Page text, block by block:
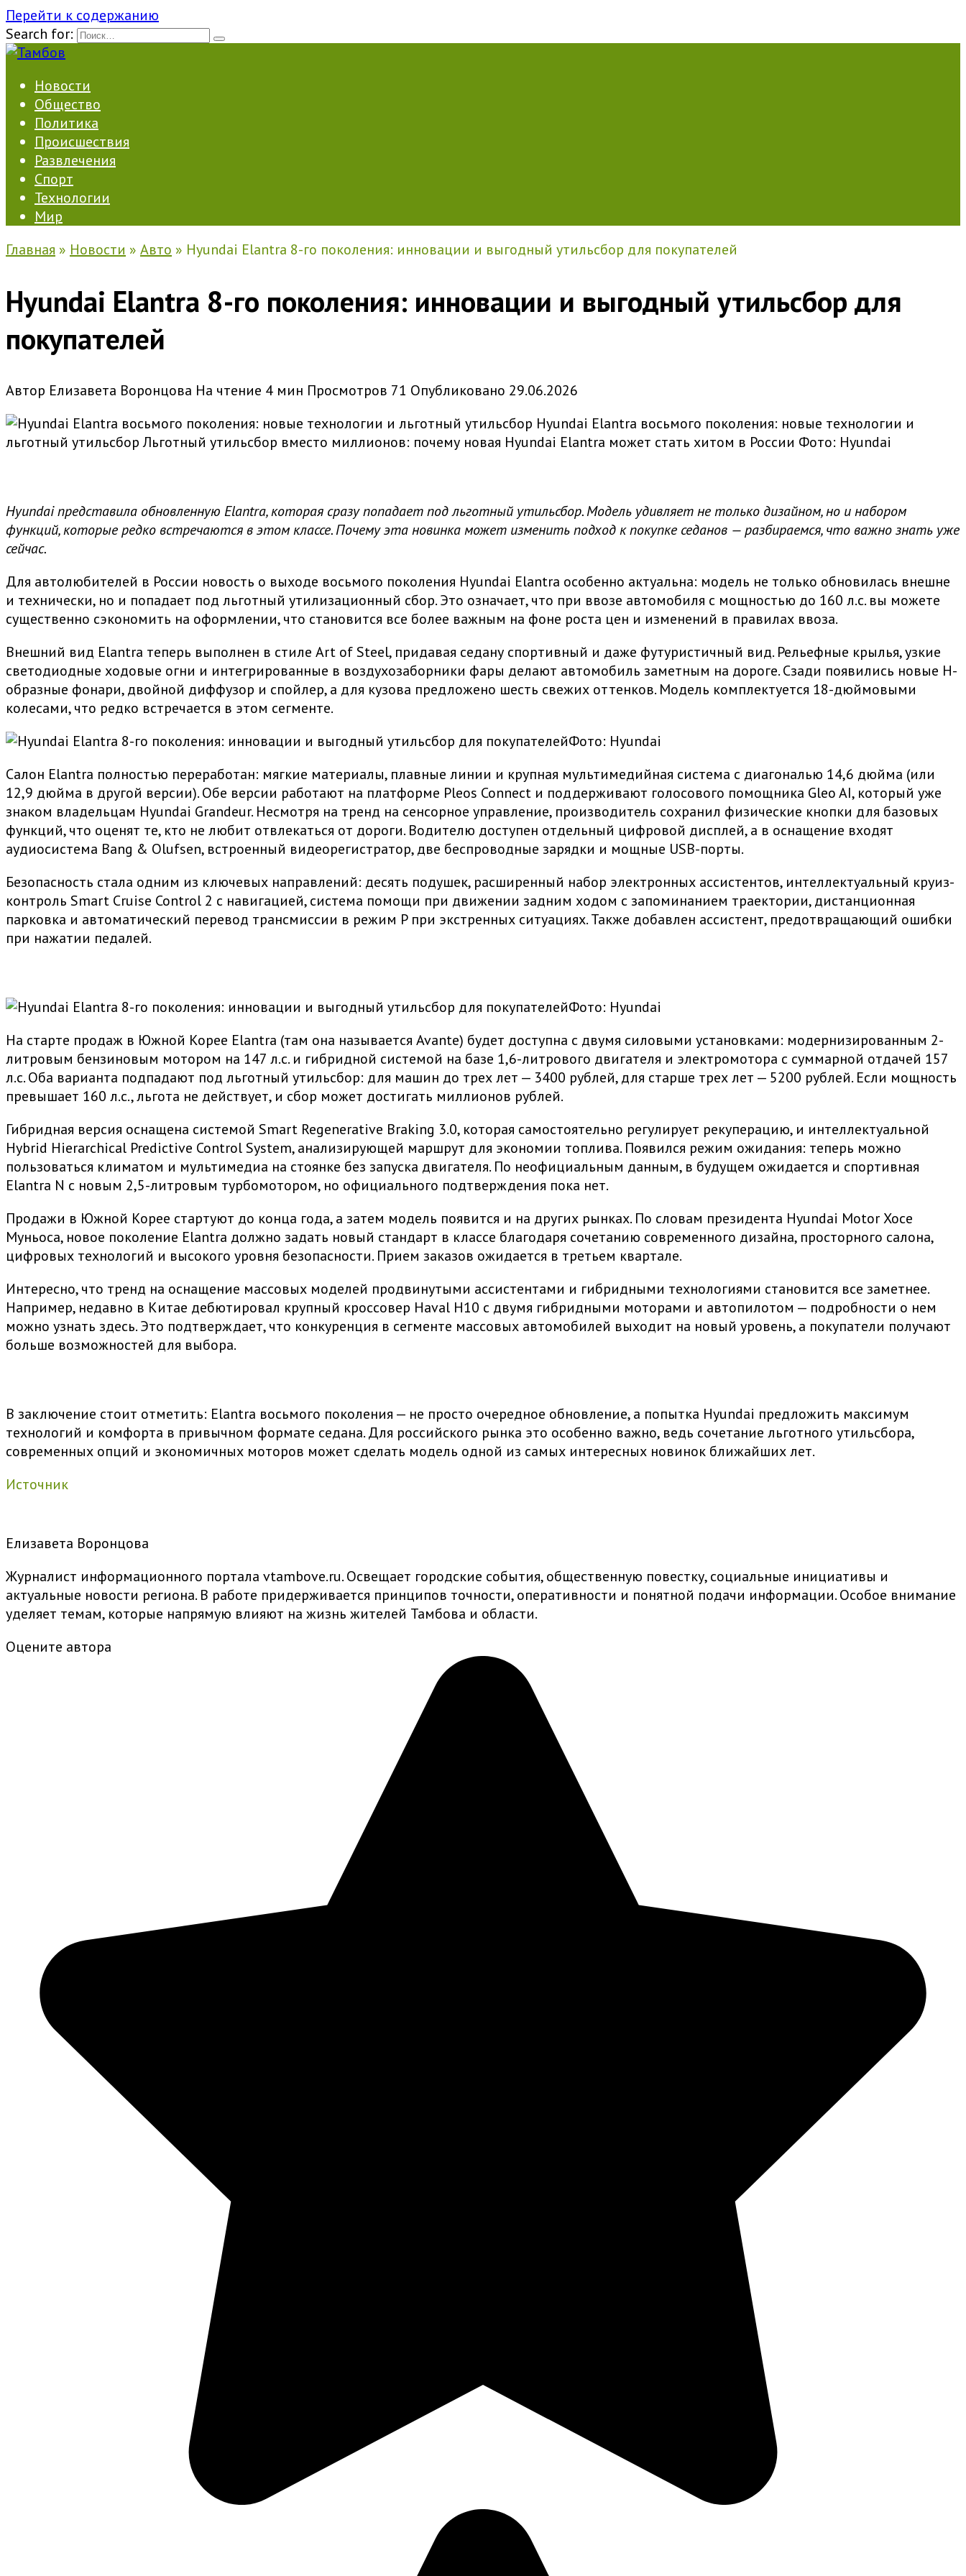
Перейти к содержанию
Search for:
Новости
Общество
Политика
Происшествия
Развлечения
Спорт
Технологии
Мир
Главная » Новости » Авто » Hyundai Elantra 8-го поколения: инновации и выгодный утильсбор для покупателей
Hyundai Elantra 8-го поколения: инновации и выгодный утильсбор для
покупателей
Автор Елизавета Воронцова На чтение 4 мин Просмотров 71 Опубликовано 29.06.2026
Hyundai Elantra восьмого поколения: новые технологии и
льготный утильсбор Льготный утильсбор вместо миллионов: почему новая Hyundai Elantra может стать хитом в России Фото: Hyundai
Hyundai представила обновленную Elantra, которая сразу попадает под льготный утильсбор. Модель удивляет не только дизайном, но и набором
функций, которые редко встречаются в этом классе. Почему эта новинка может изменить подход к покупке седанов — разбираемся, что важно знать уже
сейчас.
Для автолюбителей в России новость о выходе восьмого поколения Hyundai Elantra особенно актуальна: модель не только обновилась внешне
и технически, но и попадает под льготный утилизационный сбор. Это означает, что при ввозе автомобиля с мощностью до 160 л.с. вы можете
существенно сэкономить на оформлении, что становится все более важным на фоне роста цен и изменений в правилах ввоза.
Внешний вид Elantra теперь выполнен в стиле Art of Steel, придавая седану спортивный и даже футуристичный вид. Рельефные крылья, узкие
светодиодные ходовые огни и интегрированные в воздухозаборники фары делают автомобиль заметным на дороге. Сзади появились новые H-
образные фонари, двойной диффузор и спойлер, а для кузова предложено шесть свежих оттенков. Модель комплектуется 18-дюймовыми
колесами, что редко встречается в этом сегменте.
Фото: Hyundai
Салон Elantra полностью переработан: мягкие материалы, плавные линии и крупная мультимедийная система с диагональю 14,6 дюйма (или
12,9 дюйма в другой версии). Обе версии работают на платформе Pleos Connect и поддерживают голосового помощника Gleo AI, который уже
знаком владельцам Hyundai Grandeur. Несмотря на тренд на сенсорное управление, производитель сохранил физические кнопки для базовых
функций, что оценят те, кто не любит отвлекаться от дороги. Водителю доступен отдельный цифровой дисплей, а в оснащение входят
аудиосистема Bang & Olufsen, встроенный видеорегистратор, две беспроводные зарядки и мощные USB-порты.
Безопасность стала одним из ключевых направлений: десять подушек, расширенный набор электронных ассистентов, интеллектуальный круиз-
контроль Smart Cruise Control 2 с навигацией, система помощи при движении задним ходом с запоминанием траектории, дистанционная
парковка и автоматический перевод трансмиссии в режим P при экстренных ситуациях. Также добавлен ассистент, предотвращающий ошибки
при нажатии педалей.
Фото: Hyundai
На старте продаж в Южной Корее Elantra (там она называется Avante) будет доступна с двумя силовыми установками: модернизированным 2-
литровым бензиновым мотором на 147 л.с. и гибридной системой на базе 1,6-литрового двигателя и электромотора с суммарной отдачей 157
л.с. Оба варианта подпадают под льготный утильсбор: для машин до трех лет — 3400 рублей, для старше трех лет — 5200 рублей. Если мощность
превышает 160 л.с., льгота не действует, и сбор может достигать миллионов рублей.
Гибридная версия оснащена системой Smart Regenerative Braking 3.0, которая самостоятельно регулирует рекуперацию, и интеллектуальной
Hybrid Hierarchical Predictive Control System, анализирующей маршрут для экономии топлива. Появился режим ожидания: теперь можно
пользоваться климатом и мультимедиа на стоянке без запуска двигателя. По неофициальным данным, в будущем ожидается и спортивная
Elantra N с новым 2,5-литровым турбомотором, но официального подтверждения пока нет.
Продажи в Южной Корее стартуют до конца года, а затем модель появится и на других рынках. По словам президента Hyundai Motor Хосе
Муньоса, новое поколение Elantra должно задать новый стандарт в классе благодаря сочетанию современного дизайна, просторного салона,
цифровых технологий и высокого уровня безопасности. Прием заказов ожидается в третьем квартале.
Интересно, что тренд на оснащение массовых моделей продвинутыми ассистентами и гибридными технологиями становится все заметнее.
Например, недавно в Китае дебютировал крупный кроссовер Haval H10 с двумя гибридными моторами и автопилотом — подробности о нем
можно узнать здесь. Это подтверждает, что конкуренция в сегменте массовых автомобилей выходит на новый уровень, а покупатели получают
больше возможностей для выбора.
В заключение стоит отметить: Elantra восьмого поколения — не просто очередное обновление, а попытка Hyundai предложить максимум
технологий и комфорта в привычном формате седана. Для российского рынка это особенно важно, ведь сочетание льготного утильсбора,
современных опций и экономичных моторов может сделать модель одной из самых интересных новинок ближайших лет.
Источник
Елизавета Воронцова
Журналист информационного портала vtambove.ru. Освещает городские события, общественную повестку, социальные инициативы и
актуальные новости региона. В работе придерживается принципов точности, оперативности и понятной подачи информации. Особое внимание
уделяет темам, которые напрямую влияют на жизнь жителей Тамбова и области.
Оцените автора